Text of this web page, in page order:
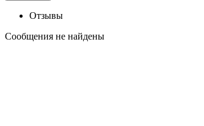
Отзывы
Сообщения не найдены